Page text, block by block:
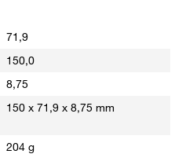
71,9
150,0
8,75
150 x 71,9 x 8,75 mm
204 g